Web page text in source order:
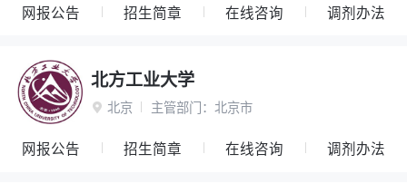
网报公告 招生简章 在线咨询 调剂办法
北方工业大学
 北京 主管部门： 北京市
网报公告 招生简章 在线咨询 调剂办法